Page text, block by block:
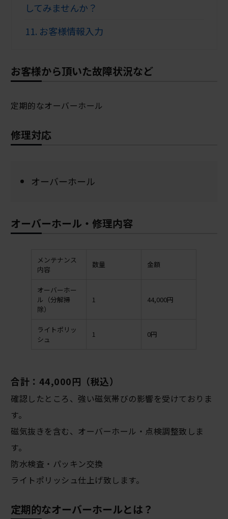
してみませんか？
11. お客様情報入力
お客様から頂いた故障状況など
定期的なオーバーホール
修理対応
オーバーホール
オーバーホール・修理内容
メンテナンス
内容
数量 金額
オーバーホー
ル（分解掃
除）
1 44,000円
ライトポリッ
シュ
1 0円
合計：44,000円（税込）
確認したところ、強い磁気帯びの影響を受けておりま
す。
磁気抜きを含む、オーバーホール・点検調整致しま
す。
防水検査・パッキン交換
ライトポリッシュ仕上げ致します。
定期的なオーバーホールとは？